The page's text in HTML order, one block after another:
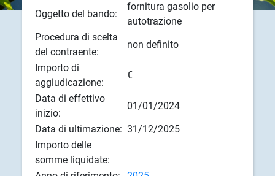
Oggetto del bando:
fornitura gasolio per
autotrazione
Procedura di scelta
del contraente:
non definito
Importo di
aggiudicazione:
€
Data di effettivo
inizio:
01/01/2024
Data di ultimazione: 31/12/2025
Importo delle
somme liquidate: